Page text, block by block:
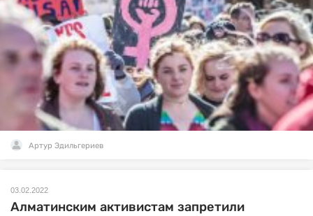
Артур Эдильгериев
03.02.2022
Алматинским активистам запретили